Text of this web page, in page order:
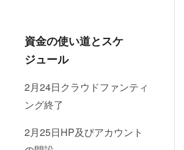
資金の使い道とスケ
ジュール
2月24日クラウドファンティ
ング終了
2月25日HP及びアカウント